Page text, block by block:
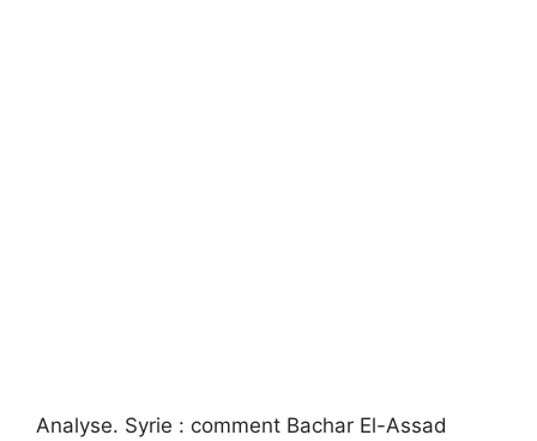
Analyse. Syrie : comment Bachar El-Assad